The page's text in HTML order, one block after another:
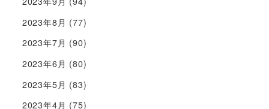
2023年8月 (77)
2023年7月 (90)
2023年6月 (80)
2023年5月 (83)
2023年4月 (75)